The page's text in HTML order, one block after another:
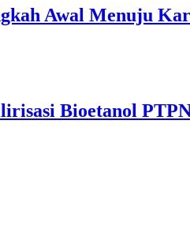
Awal Menuju
Bioetanol